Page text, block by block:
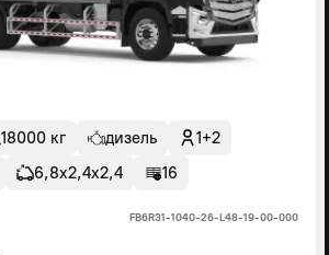
18000 кг дизель
1+2
6,8х2,4х2,4 16
FВ6R31-1040-26-L48-19-00-000